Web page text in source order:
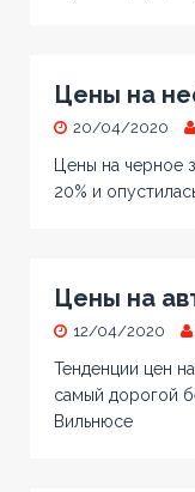
Цены на
20/04/2020
Цены на черное
20% и
Цены на
12/04/2020
Тенденции цен
самый дорогой
Вильнюсе